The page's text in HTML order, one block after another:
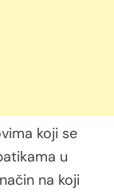
koji se
u
na koji